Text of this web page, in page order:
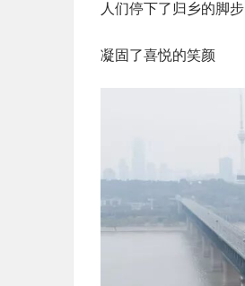
人们停下了归乡的脚步
凝固了喜悦的笑颜